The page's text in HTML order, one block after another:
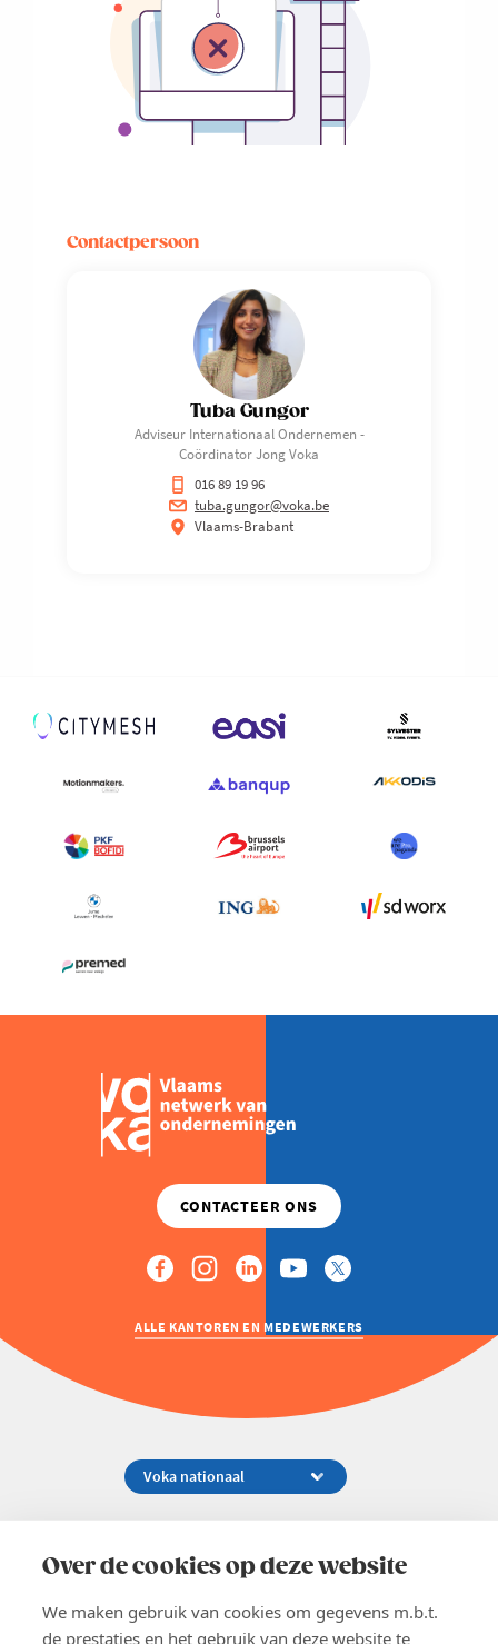
Over de cookies op deze website
We maken gebruik van cookies om gegevens m.b.t.
de prestaties en het gebruik van deze website te
Contactpersoon
Tuba Gungor
Adviseur Internationaal Ondernemen -
Coördinator Jong Voka
016 89 19 96
tuba.gungor@voka.be
Vlaams-Brabant
ALLE KANTOREN EN MEDEWERKERS
02 229 81 11